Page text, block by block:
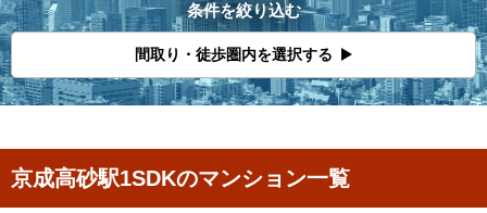
条件を絞り込む
間取り・徒歩圏内を選択する
京成高砂駅1SDKのマンション一覧